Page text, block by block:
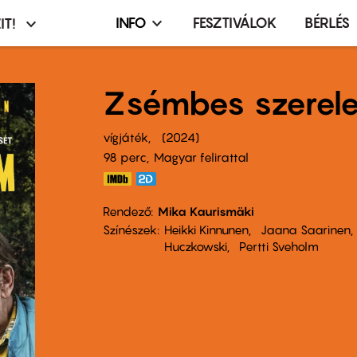
Infó,
terembérlés
menü
INFO FESZTIVÁLOK BÉRLÉS
Zsémbes
vígjáték
2024
98 perc,
Magyar felirattal
Rendező Mika Kaurismäki
Színészek
Heikki Kinnunen Jaana Saarinen
Huczkowski
Pertti Sveholm